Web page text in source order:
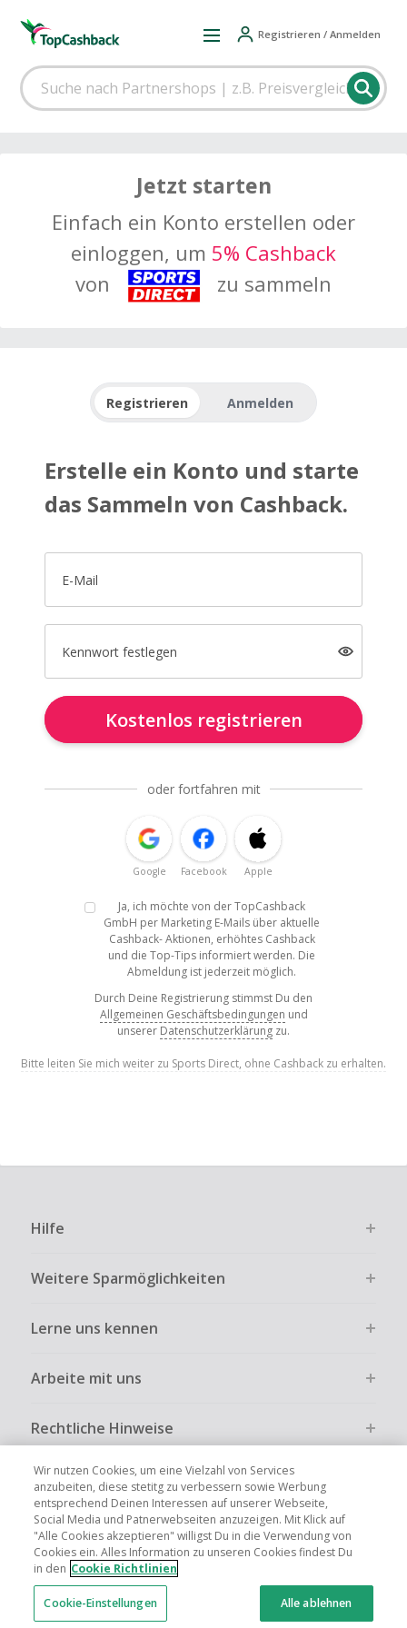
Registrieren / Anmelden
Jetzt starten
Einfach ein Konto erstellen oder
einloggen, um 5% Cashback
von
zu sammeln
Registrieren Anmelden
Erstelle ein Konto und starte
das Sammeln von Cashback.
E-Mail
Kennwort festlegen
Kostenlos registrieren
oder fortfahren mit
Google Facebook Apple
Ja, ich möchte von der TopCashback
GmbH per Marketing E-Mails über aktuelle
Cashback- Aktionen, erhöhtes Cashback
und die Top-Tips informiert werden. Die
Abmeldung ist jederzeit möglich.
Durch Deine Registrierung stimmst Du den
Allgemeinen Geschäftsbedingungen und
unserer Datenschutzerklärung zu.
Bitte leiten Sie mich weiter zu Sports Direct, ohne Cashback zu erhalten.
Hilfe
Weitere Sparmöglichkeiten
Lerne uns kennen
Arbeite mit uns
Rechtliche Hinweise
Globale Websites UK US CN JP FR AU IT
Wir nutzen Cookies, um eine Vielzahl von Services
anzubeiten, diese stetitg zu verbessern sowie Werbung
entsprechend Deinen Interessen auf unserer Webseite,
Social Media und Patnerwebseiten anzuzeigen. Mit Klick auf
"Alle Cookies akzeptieren" willigst Du in die Verwendung von
Cookies ein. Alles Information zu unseren Cookies findest Du
in den Cookie Richtlinien
Cookie-Einstellungen Alle ablehnen